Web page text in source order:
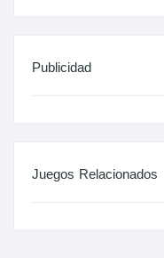
Publicidad
Juegos Relacionados